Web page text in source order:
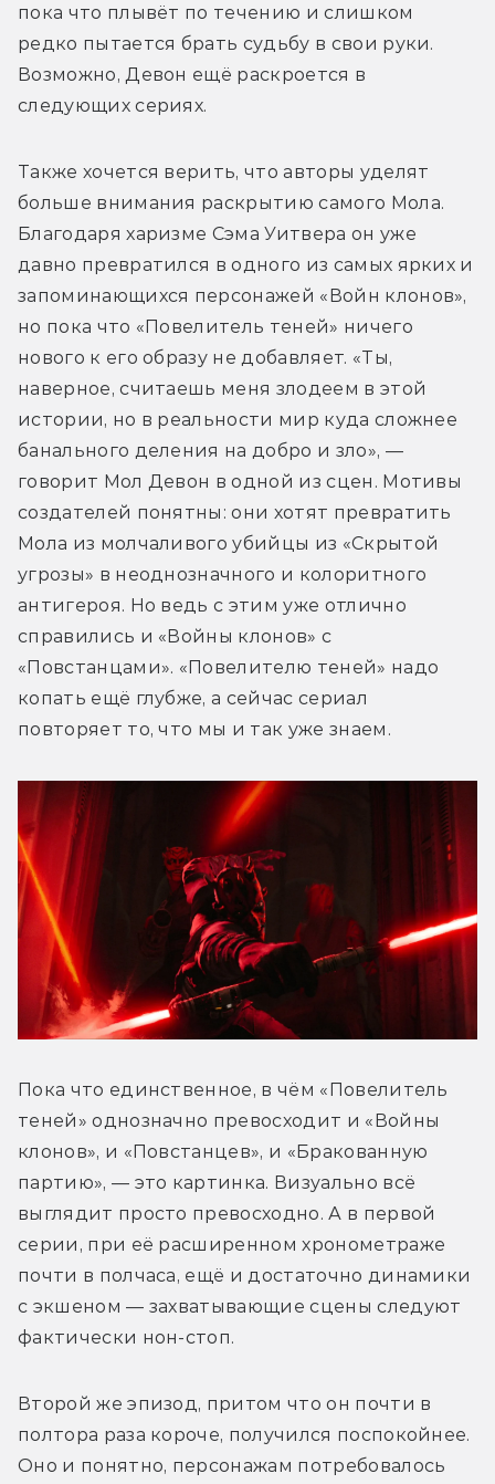
пока что плывёт по течению и слишком
редко пытается брать судьбу в свои руки.
Возможно, Девон ещё раскроется в
следующих сериях.
Также хочется верить, что авторы уделят
больше внимания раскрытию самого Мола.
Благодаря харизме Сэма Уитвера он уже
давно превратился в одного из самых ярких и
запоминающихся персонажей «Войн клонов»,
но пока что «Повелитель теней» ничего
нового к его образу не добавляет. «Ты,
наверное, считаешь меня злодеем в этой
истории, но в реальности мир куда сложнее
банального деления на добро и зло», —
говорит Мол Девон в одной из сцен. Мотивы
создателей понятны: они хотят превратить
Мола из молчаливого убийцы из «Скрытой
угрозы» в неоднозначного и колоритного
антигероя. Но ведь с этим уже отлично
справились и «Войны клонов» с
«Повстанцами». «Повелителю теней» надо
копать ещё глубже, а сейчас сериал
повторяет то, что мы и так уже знаем.
Пока что единственное, в чём «Повелитель
теней» однозначно превосходит и «Войны
клонов», и «Повстанцев», и «Бракованную
партию», — это картинка. Визуально всё
выглядит просто превосходно. А в первой
серии, при её расширенном хронометраже
почти в полчаса, ещё и достаточно динамики
с экшеном — захватывающие сцены следуют
фактически нон-стоп.
Второй же эпизод, притом что он почти в
полтора раза короче, получился поспокойнее.
Оно и понятно, персонажам потребовалось